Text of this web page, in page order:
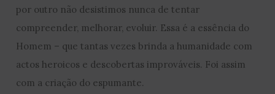
por outro não desistimos nunca de tentar
compreender, melhorar, evoluir. Essa é a essência do
Homem – que tantas vezes brinda a humanidade com
actos heroicos e descobertas improváveis. Foi assim
com a criação do espumante.